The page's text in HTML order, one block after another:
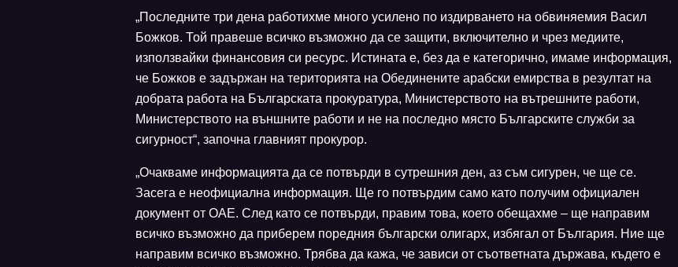
„Последните три дена работихме много усилено по издирването на обвиняемия Васил
Божков. Той правеше всичко възможно да се защити, включително и чрез медиите,
използвайки финансовия си ресурс. Истината е, без да е категорично, имаме информация,
че Божков е задържан на територията на Обединените арабски емирства в резултат на
добрата работа на Българската прокуратура, Министерството на вътрешните работи,
Министерството на външните работи и не на последно място Българските служби за
сигурност“, започна главният прокурор.
„Очакваме информацията да се потвърди в сутрешния ден, аз съм сигурен, че ще се.
Засега е неофициална информация. Ще го потвърдим само като получим официален
документ от ОАЕ. След като се потвърди, правим това, което обещахме – ще направим
всичко възможно да приберем поредния български олигарх, избягал от България. Ние ще
направим всичко възможно. Трябва да кажа, че зависи от съответната държава, където е